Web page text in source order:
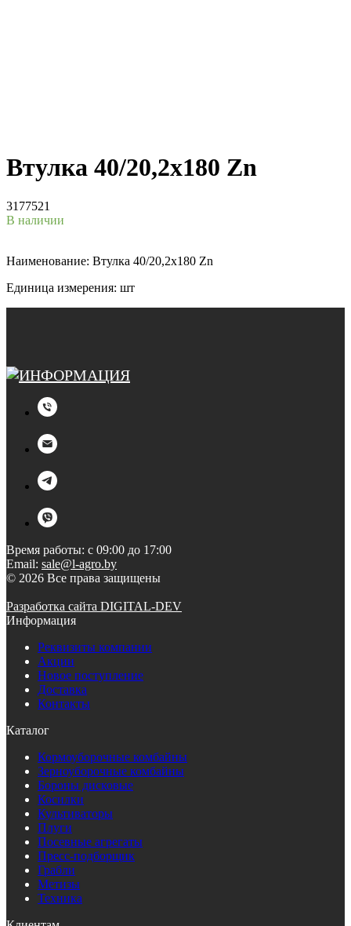
Втулка 40/20,2x180 Zn
3177521
В наличии
Наименование: Втулка 40/20,2x180 Zn
Единица измерения: шт
Время работы: с 09:00 до 17:00
Email: sale@l-agro.by
© 2026 Все права защищены
Разработка сайта DIGITAL-DEV
Информация
Реквизиты компании
Акции
Новое поступление
Доставка
Контакты
Каталог
Кормоуборочные комбайны
Зерноуборочные комбайны
Бороны дисковые
Косилки
Культиваторы
Плуги
Посевные агрегаты
Пресс-подборщик
Грабли
Метизы
Техника